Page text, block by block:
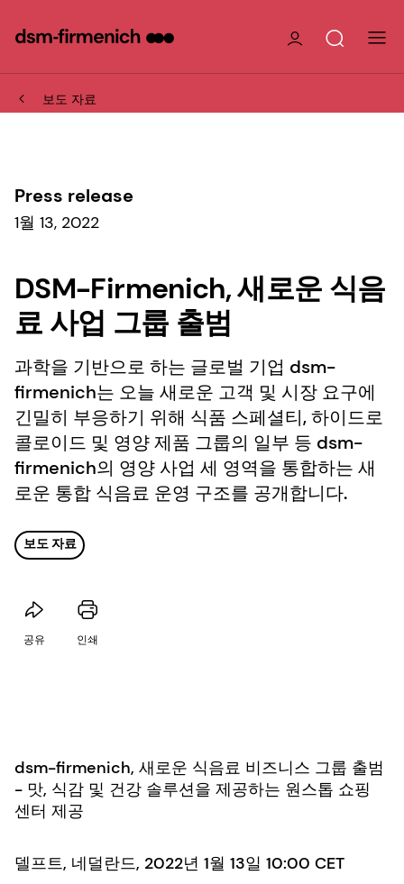
보도 자료
Press release
1월 13, 2022
DSM-Firmenich, 새로운 식음
료 사업 그룹 출범
과학을 기반으로 하는 글로벌 기업 dsm-
firmenich는 오늘 새로운 고객 및 시장 요구에
긴밀히 부응하기 위해 식품 스페셜티, 하이드로
콜로이드 및 영양 제품 그룹의 일부 등 dsm-
firmenich의 영양 사업 세 영역을 통합하는 새
로운 통합 식음료 운영 구조를 공개합니다.
보도 자료
공유 인쇄
dsm-firmenich, 새로운 식음료 비즈니스 그룹 출범
- 맛, 식감 및 건강 솔루션을 제공하는 원스톱 쇼핑
센터 제공
델프트, 네덜란드, 2022년 1월 13일 10:00 CET